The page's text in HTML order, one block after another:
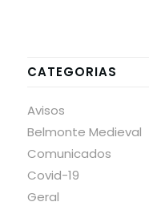
CATEGORIAS
Avisos
Belmonte Medieval
Comunicados
Covid-19
Geral